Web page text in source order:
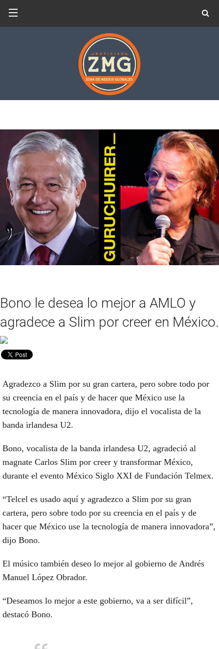
Bono le desea lo mejor a AMLO y
agradece a Slim por creer en México.
Agradezco a Slim por su gran cartera, pero sobre todo por
su creencia en el país y de hacer que México use la
tecnología de manera innovadora, dijo el vocalista de la
banda irlandesa U2.
Bono, vocalista de la banda irlandesa U2, agradeció al
magnate Carlos Slim por creer y transformar México,
durante el evento México Siglo XXI de Fundación Telmex.
“Telcel es usado aquí y agradezco a Slim por su gran
cartera, pero sobre todo por su creencia en el país y de
hacer que México use la tecnología de manera innovadora”,
dijo Bono.
El músico también deseo lo mejor al gobierno de Andrés
Manuel López Obrador.
“Deseamos lo mejor a este gobierno, va a ser difícil”,
destacó Bono.